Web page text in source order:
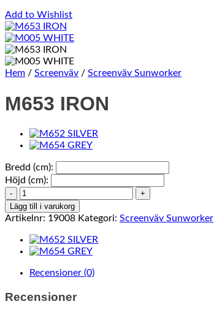
Add to Wishlist
Hem / Screenväv / Screenväv Sunworker
M653 IRON
Bredd (cm):
Höjd (cm):
M653
IRON
mängd
Lägg till i varukorg
Artikelnr: 19008 Kategori: Screenväv Sunworker
Recensioner (0)
Recensioner